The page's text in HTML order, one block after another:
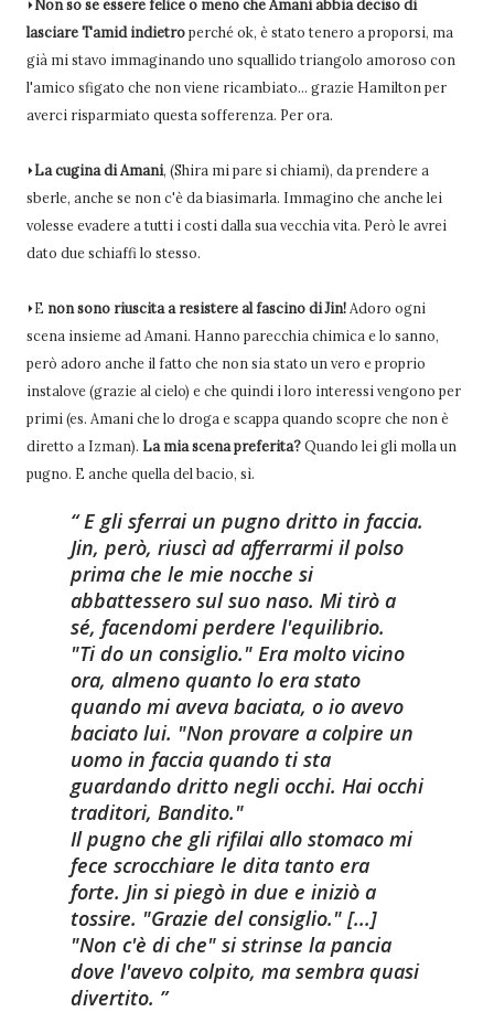
⏵Non so se essere felice o meno che Amani abbia deciso di
lasciare Tamid indietroperché ok, è stato tenero a proporsi, ma
già mi stavo immaginando uno squallido triangolo amoroso con
l'amico sfigato che non viene ricambiato... grazie Hamilton per
averci risparmiato questa sofferenza. Per ora.
⏵La cugina di Amani, (Shira mi pare si chiami), da prendere a
sberle, anche se non c'è da biasimarla. Immagino che anche lei
volesse evadere a tutti i costi dalla sua vecchia vita. Però le avrei
dato due schiaffi lo stesso.
⏵E non sono riuscita a resistere al fascino di Jin!Adoro ogni
scena insieme ad Amani. Hanno parecchia chimica e lo sanno,
però adoro anche il fatto che non sia stato un vero e proprio
instalove (grazie al cielo) e che quindi i loro interessi vengono per
primi (es. Amani che lo droga e scappa quando scopre che non è
diretto a Izman). La mia scena preferita?Quando lei gli molla un
pugno. E anche quella del bacio, sì.
E gli sferrai un pugno dritto in faccia.
Jin, però, riuscì ad afferrarmi il polso
prima che le mie nocche si
abbattessero sul suo naso. Mi tirò a
sé, facendomi perdere l'equilibrio.
"Ti do un consiglio." Era molto vicino
ora, almeno quanto lo era stato
quando mi aveva baciata, o io avevo
baciato lui. "Non provare a colpire un
uomo in faccia quando ti sta
guardando dritto negli occhi. Hai occhi
traditori, Bandito."
Il pugno che gli rifilai allo stomaco mi
fece scrocchiare le dita tanto era
forte. Jin si piegò in due e iniziò a
tossire. "Grazie del consiglio." [...]
"Non c'è di che" si strinse la pancia
dove l'avevo colpito, ma sembra quasi
divertito.